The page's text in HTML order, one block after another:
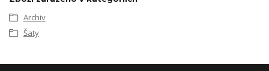
Archiv
Šaty